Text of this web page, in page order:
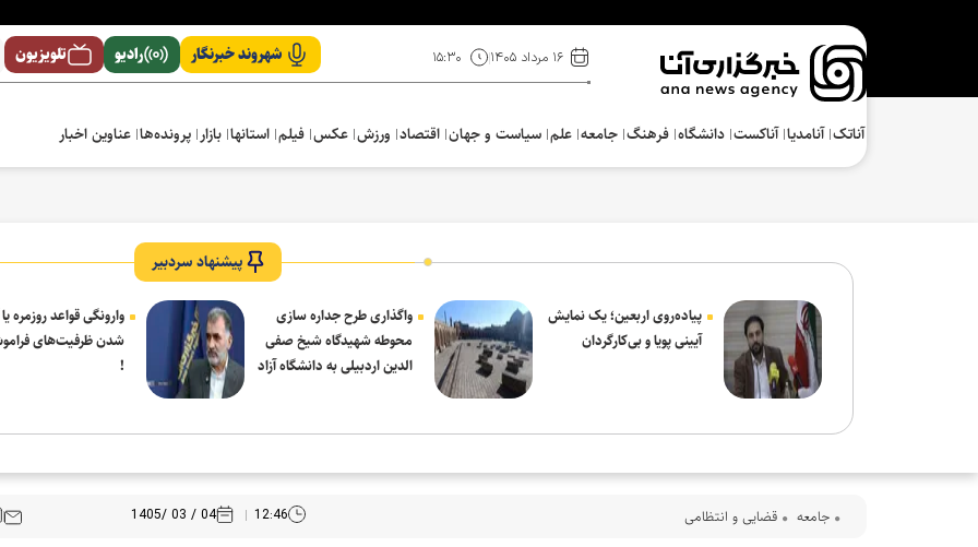
۱۶ مرداد ۱۴۰۵ ۱۵:۳۰ شهروند خبرنگار رادیو تلویزیون
آناتک آنامدیا آناکست دانشگاه فرهنگ‌ جامعه علم سیاست و جهان اقتصاد ورزش عکس فیلم استانها بازار پرونده‌ها عناوین اخبار
پیشنهاد سردبیر
پیاده‌روی اربعین؛ یک نمایش
آیینی پویا و بی‌کارگردان
واگذاری طرح جداره سازی
محوطه شهیدگاه شیخ صفی
الدین اردبیلی به دانشگاه آزاد
وارونگی قواعد روزمره
شدن ظرفیت‌های
!
جامعه قضایی و انتظامی 12:46
04 / 03 /1405